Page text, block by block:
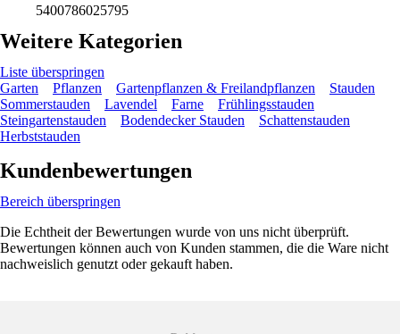
5400786025795
Weitere Kategorien
Liste überspringen
Garten
Pflanzen Gartenpflanzen & Freilandpflanzen
Stauden
Sommerstauden
Lavendel Farne
Frühlingsstauden
Steingartenstauden
Bodendecker Stauden
Schattenstauden
Herbststauden
Kundenbewertungen
Bereich überspringen
Die Echtheit der Bewertungen wurde von uns nicht überprüft.
Bewertungen können auch von Kunden stammen, die die Ware nicht
nachweislich genutzt oder gekauft haben.